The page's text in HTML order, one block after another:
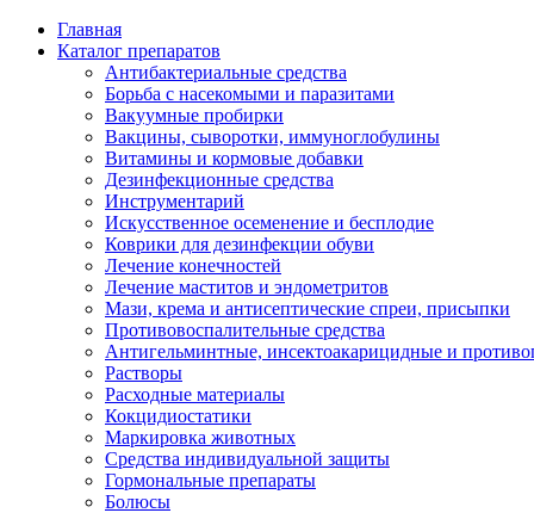
Главная
Каталог препаратов
Антибактериальные средства
Борьба с насекомыми и паразитами
Вакуумные пробирки
Вакцины, сыворотки, иммуноглобулины
Витамины и кормовые добавки
Дезинфекционные средства
Инструментарий
Искусственное осеменение и бесплодие
Коврики для дезинфекции обуви
Лечение конечностей
Лечение маститов и эндометритов
Мази, крема и антисептические спреи, присыпки
Противовоспалительные средства
Антигельминтные, инсектоакарицидные и
Растворы
Расходные материалы
Кокцидиостатики
Маркировка животных
Средства индивидуальной защиты
Гормональные препараты
Болюсы